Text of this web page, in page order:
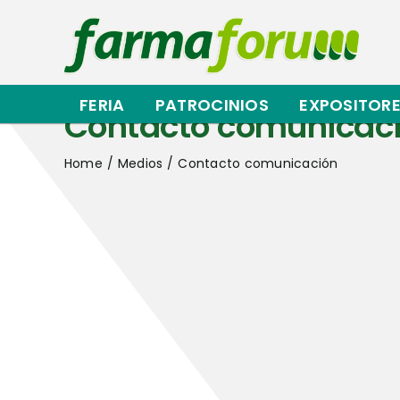
contenido
FERIA PATROCINIOS
Contacto
Home Medios Contacto comunicación